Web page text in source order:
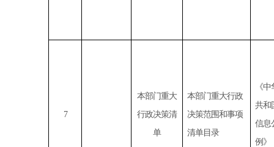
7
本部门重大
行政决策清
单
本部门重大行政
决策范围和事项
清单目录
《
共和
信息
例》